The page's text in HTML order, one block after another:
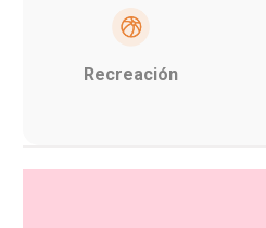
Recreación